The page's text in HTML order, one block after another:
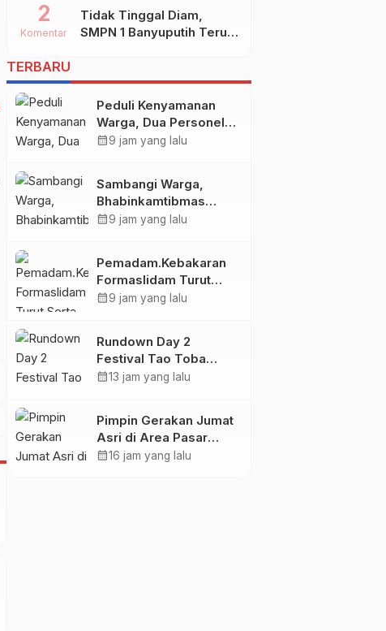
PHBN Di Ds.NGADIPURO
Kec.WIDANG Kab.TUBAN
Tidak Tinggal Diam,
SMPN 1 Banyuputih Terus
2
Komentar
TERBARU
Peduli Kenyamanan
Warga, Dua Personel
Polsek Nanga Tayap
calendar_month9 jam yang lalu
Sambangi Warga,
Bhabinkamtibmas
Desa Sungai Kelik Ajak
Tuba Adat
calendar_month9 jam yang lalu
Pemadam.Kebakaran
Formaslidam Turut
Serta Memadamkan
Permai.
calendar_month9 jam yang lalu
Rundown Day 2
Festival Tao Toba
Joujou 2026,
calendar_month13 jam yang lalu
Pimpin Gerakan Jumat
Asri di Area Pasar
Krempyeng, Bupati
calendar_month16 jam yang lalu